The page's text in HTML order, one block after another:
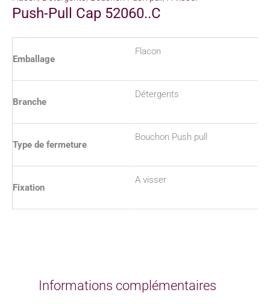
Push-Pull Cap 52060..C
Emballage
Flacon
Branche
Détergents
Type de fermeture
Bouchon Push pull
Fixation
A visser
Informations complémentaires